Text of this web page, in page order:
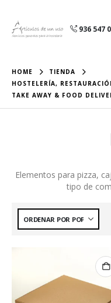
936 547
HOME
TIENDA
HOSTELERÍA,
TAKE AWAY & FOOD
Elementos para pizza,
tipo de